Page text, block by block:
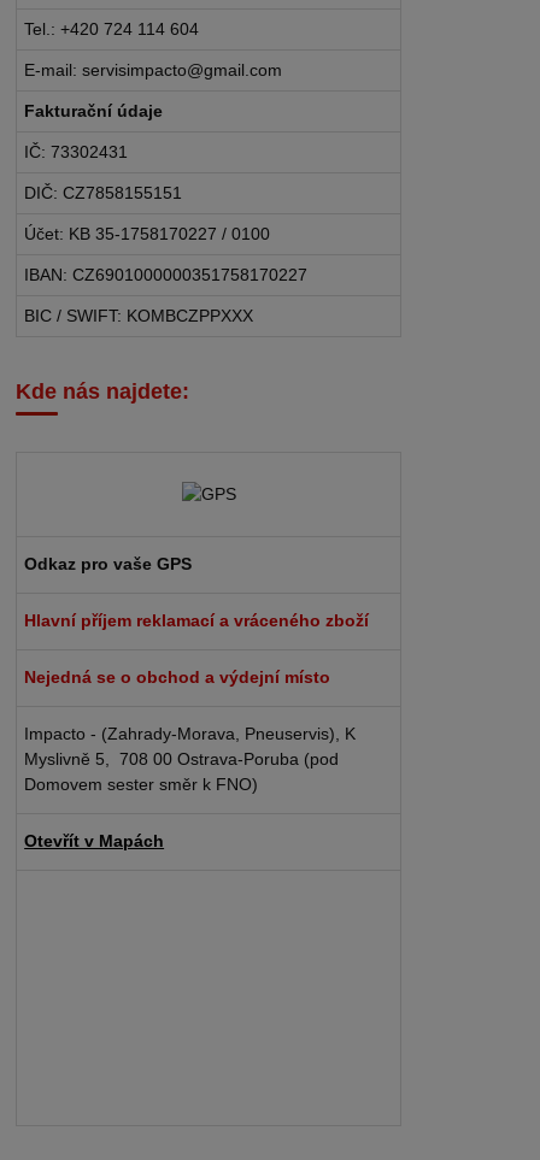
Tel.: +420 724 114 604
E-mail: servisimpacto@gmail.com
Fakturační údaje
IČ: 73302431
DIČ: CZ7858155151
Účet: KB 35-1758170227 / 0100
IBAN: CZ6901000000351758170227
BIC / SWIFT: KOMBCZPPXXX
Kde nás najdete:
Odkaz pro vaše GPS
Hlavní příjem reklamací a vráceného zboží
Nejedná se o obchod a výdejní místo
Impacto - (Zahrady-Morava, Pneuservis), K
Myslivně 5, 708 00 Ostrava-Poruba (pod
Domovem sester směr k FNO)
Otevřít v Mapách